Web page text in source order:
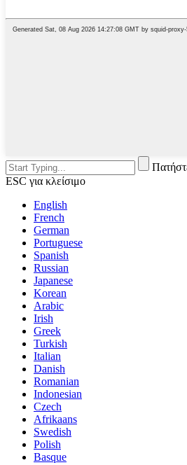
ESC για κλείσιμο
English
French
German
Portuguese
Spanish
Russian
Japanese
Korean
Arabic
Irish
Greek
Turkish
Italian
Danish
Romanian
Indonesian
Czech
Afrikaans
Swedish
Polish
Basque